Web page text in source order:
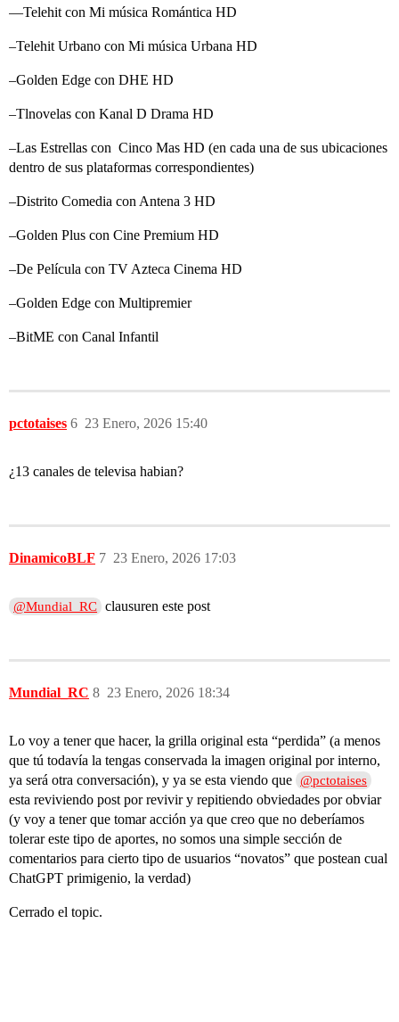
—Telehit con Mi música Romántica HD
–Telehit Urbano con Mi música Urbana HD
–Golden Edge con DHE HD
–Tlnovelas con Kanal D Drama HD
–Las Estrellas con Cinco Mas HD (en cada una de sus ubicaciones
dentro de sus plataformas correspondientes)
–Distrito Comedia con Antena 3 HD
–Golden Plus con Cine Premium HD
–De Película con TV Azteca Cinema HD
–Golden Edge con Multipremier
–BitME con Canal Infantil
pctotaises 23 Enero, 2026 15:40
6
¿13 canales de televisa habian?
DinamicoBLF 23 Enero, 2026 17:03
7
@Mundial_RC clausuren este post
Mundial_RC 23 Enero, 2026 18:34
8
Lo voy a tener que hacer, la grilla original esta “perdida” (a menos
que tú todavía la tengas conservada la imagen original por interno,
ya será otra conversación), y ya se esta viendo que @pctotaises
esta reviviendo post por revivir y repitiendo obviedades por obviar
(y voy a tener que tomar acción ya que creo que no deberíamos
tolerar este tipo de aportes, no somos una simple sección de
comentarios para cierto tipo de usuarios “novatos” que postean cual
ChatGPT primigenio, la verdad)
Cerrado el topic.